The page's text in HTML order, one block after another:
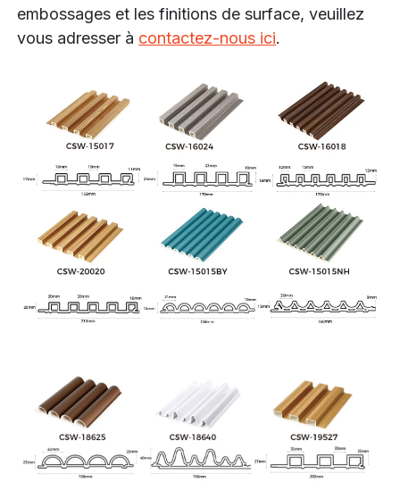
embossages et les finitions de surface, veuillez
vous adresser à contactez-nous ici.